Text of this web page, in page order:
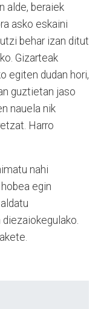
alde, beraiek
asko eskaini
behar izan ditut
Gizarteak
egiten dudan hori,
guztietan jaso
nauela nik
Harro
nahi
egin